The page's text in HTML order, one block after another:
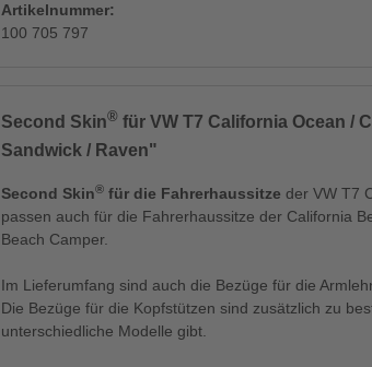
Artikelnummer:
100 705 797
Second Skin® für VW T7 California Ocean /
Sandwick / Raven"
Second Skin® für die Fahrerhaussitze der VW T7
passen auch für die Fahrerhaussitze der California
Beach Camper.
Im Lieferumfang sind auch die Bezüge für die
Die Bezüge für die Kopfstützen sind zusätzlich zu
unterschiedliche Modelle gibt.